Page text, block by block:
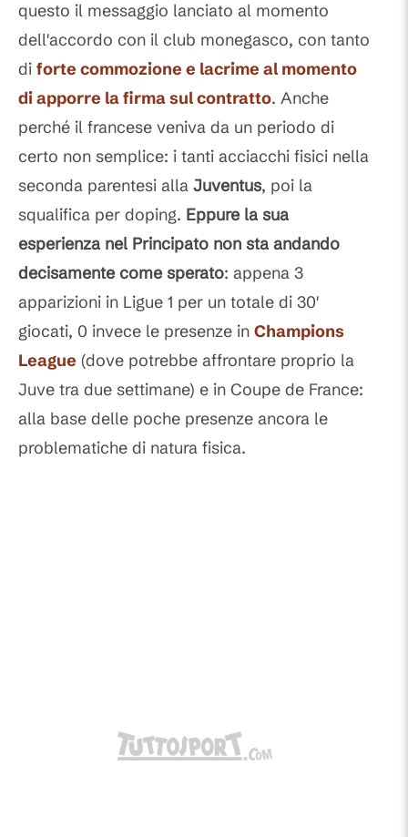
questo il messaggio lanciato al momento
dell'accordo con il club monegasco, con tanto
di forte commozione e lacrime al momento
di apporre la firma sul contratto. Anche
perché il francese veniva da un periodo di
certo non semplice: i tanti acciacchi fisici nella
seconda parentesi alla Juventus, poi la
squalifica per doping. Eppure la sua
esperienza nel Principato non sta andando
decisamente come sperato: appena 3
apparizioni in Ligue 1 per un totale di 30'
giocati, 0 invece le presenze in Champions
League (dove potrebbe affrontare proprio la
Juve tra due settimane) e in Coupe de France:
alla base delle poche presenze ancora le
problematiche di natura fisica.